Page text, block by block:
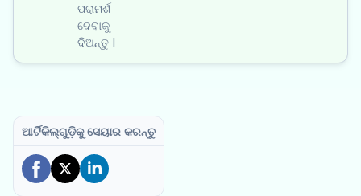
ପରାମର୍ଶ
ଦେବାକୁ
ଦିଅନ୍ତୁ |
ଆର୍ଟିକିଲ୍‌ଗୁଡ଼ିକୁ ସେୟାର କରନ୍ତୁ